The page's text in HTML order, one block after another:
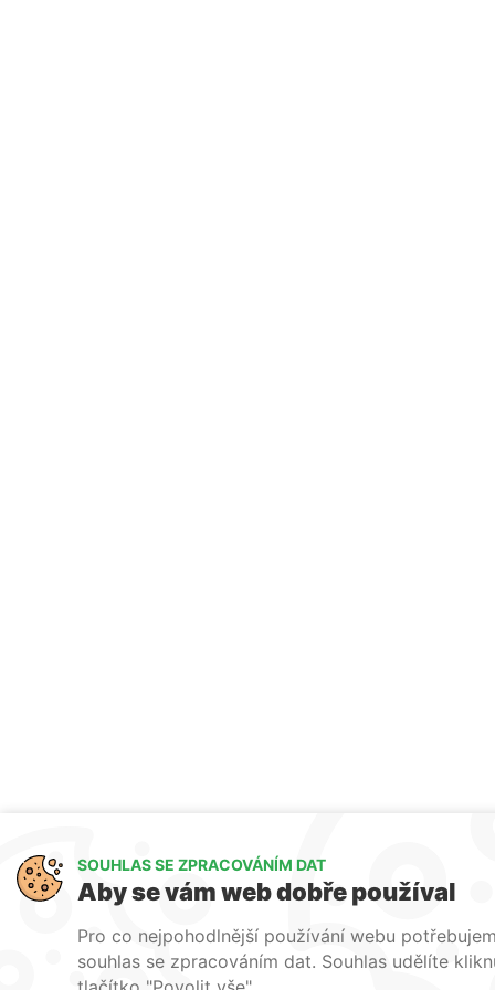
SOUHLAS SE ZPRACOVÁNÍM DAT
Aby se vám web dobře používal
Pro co nejpohodlnější používání webu
souhlas se zpracováním dat. Souhlas udělíte